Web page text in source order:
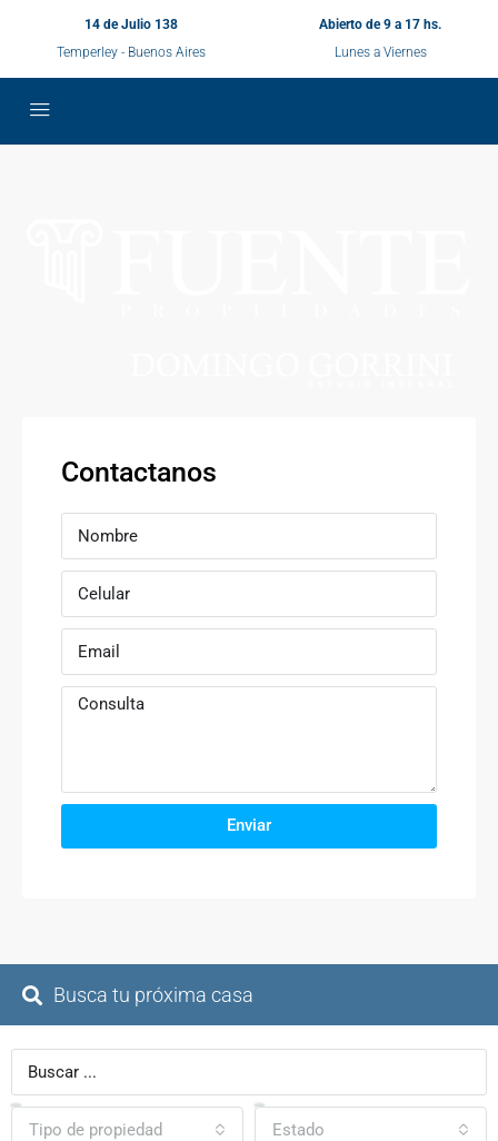
14 de Julio 138
Temperley - Buenos Aires
Abierto de 9 a 17 hs.
Lunes a Viernes
Contactanos
Enviar
Busca tu próxima casa
Tipo de propiedad Estado